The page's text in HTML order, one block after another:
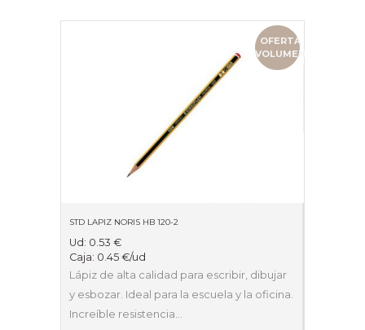
OFERTA
VOLUMEN
STD LAPIZ NORIS HB 120-2
Ud: 0.53 €
Caja: 0.45 €/ud
Lápiz de alta calidad para escribir, dibujar
y esbozar. Ideal para la escuela y la oficina.
Increíble resistencia…